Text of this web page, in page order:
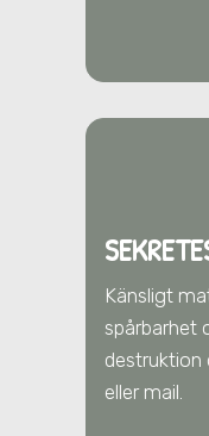
Känsligt
spårbarhet
destruktion
eller mail.